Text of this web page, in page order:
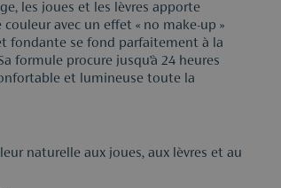
les joues et les lèvres apporte
avec un effet « no make-up »
fondante se fond parfaitement à la
formule procure jusqu’à 24 heures
et lumineuse toute la
naturelle aux joues, aux lèvres et au